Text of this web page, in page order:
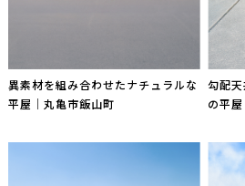
異素材を組み合わせたナチュラルな
平屋｜丸亀市飯山町
勾配
の平